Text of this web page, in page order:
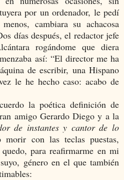
por un ordenador, le pedí
cambiara su achacosa
días después, el redactor jefe
rogándome que diera
así: “El director me ha
de escribir, una Hispano
le he hecho caso: acabo de
la poética definición de
amigo Gerardo Diego y a la
de instantes y cantor de lo
morir con las teclas puestas,
para reafirmarme en mi
género en el que también